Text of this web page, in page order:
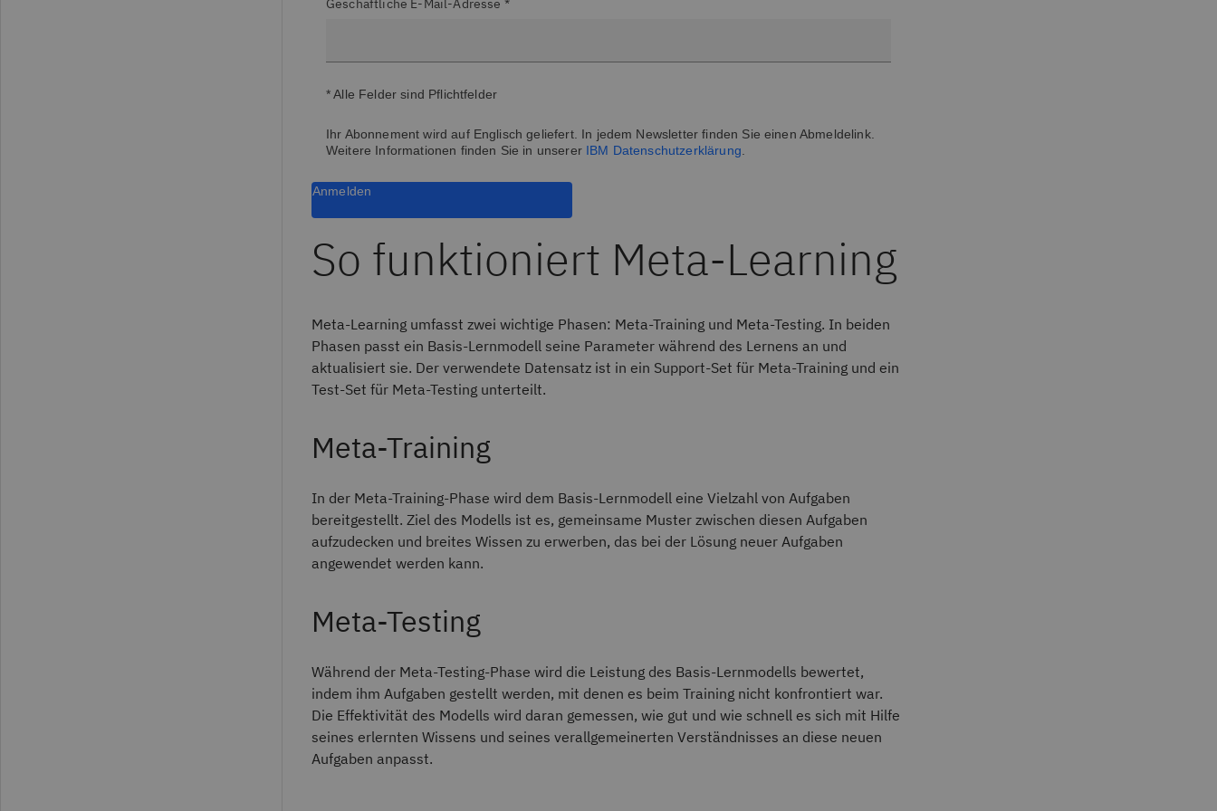
Geschäftliche E-Mail-Adresse *
* Alle Felder sind Pflichtfelder
Ihr Abonnement wird auf Englisch geliefert. In jedem Newsletter finden Sie einen Abmeldelink.
Weitere Informationen finden Sie in unserer IBM Datenschutzerklärung
Anmelden
So funktioniert Meta-Learning
Meta-Learning umfasst zwei wichtige Phasen: Meta-Training und Meta-Testing. In beiden
Phasen passt ein Basis-Lernmodell seine Parameter während des Lernens an und
aktualisiert sie. Der verwendete Datensatz ist in ein Support-Set für Meta-Training und ein
Test-Set für Meta-Testing unterteilt.
Meta-Training
In der Meta-Training-Phase wird dem Basis-Lernmodell eine Vielzahl von Aufgaben
bereitgestellt. Ziel des Modells ist es, gemeinsame Muster zwischen diesen Aufgaben
aufzudecken und breites Wissen zu erwerben, das bei der Lösung neuer Aufgaben
angewendet werden kann.
Meta-Testing
Während der Meta-Testing-Phase wird die Leistung des Basis-Lernmodells bewertet,
indem ihm Aufgaben gestellt werden, mit denen es beim Training nicht konfrontiert war.
Die Effektivität des Modells wird daran gemessen, wie gut und wie schnell es sich mit Hilfe
seines erlernten Wissens und seines verallgemeinerten Verständnisses an diese neuen
Aufgaben anpasst.